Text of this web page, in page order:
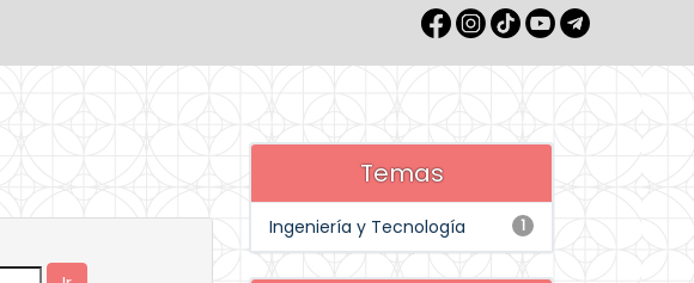
Temas
1
Ingeniería y Tecnología